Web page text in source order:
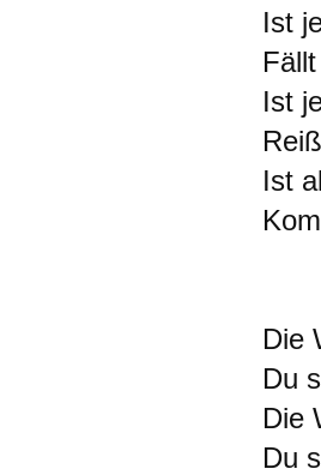
Ist
Ist
Ist
Die
Du
Die
Du